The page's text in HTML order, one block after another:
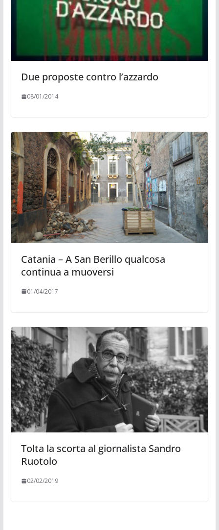
Due proposte contro l’azzardo
08/01/2014
Catania – A San Berillo qualcosa
continua a muoversi
01/04/2017
Tolta la scorta al giornalista Sandro
Ruotolo
02/02/2019